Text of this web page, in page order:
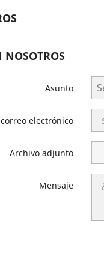
NOSOTROS
Asunto
electrónico
Archivo adjunto
Mensaje